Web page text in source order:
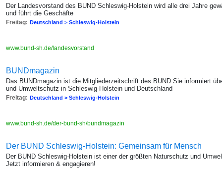
Der Landesvorstand des BUND Schleswig-Holstein wird alle drei Jahre
und führt die Geschäfte
Freitag: Deutschland > Schleswig-Holstein
www.bund-sh.de/landesvorstand
BUNDmagazin
Das BUNDmagazin ist die Mitgliederzeitschrift des BUND Sie informiert
und Umweltschutz in Schleswig-Holstein und Deutschland
Freitag: Deutschland > Schleswig-Holstein
www.bund-sh.de/der-bund-sh/bundmagazin
Der BUND Schleswig-Holstein: Gemeinsam für Mensch
Der BUND Schleswig-Holstein ist einer der größten Naturschutz und
Jetzt informieren & engagieren!